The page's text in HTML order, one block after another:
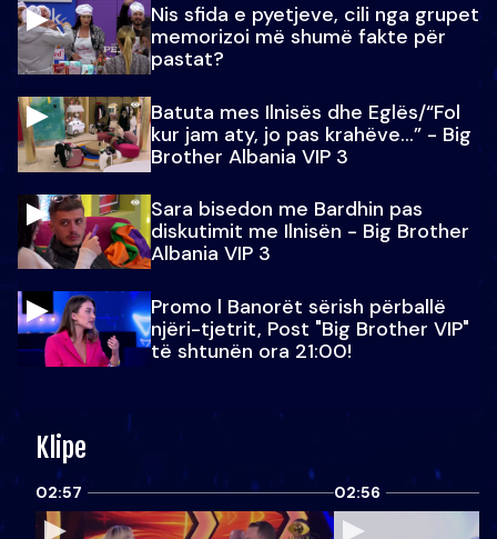
Nis sfida e pyetjeve, cili nga grupet
memorizoi më shumë fakte për
pastat?
Batuta mes Ilnisës dhe Eglës/“Fol
kur jam aty, jo pas krahëve…” - Big
Brother Albania VIP 3
Sara bisedon me Bardhin pas
diskutimit me Ilnisën - Big Brother
Albania VIP 3
Promo l Banorët sërish përballë
njëri-tjetrit, Post "Big Brother VIP"
të shtunën ora 21:00!
Klipe
02:57 02:56